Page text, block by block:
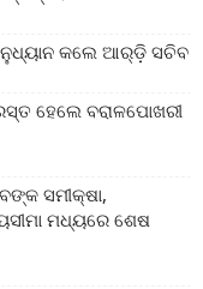
କଲେ ଆର୍‌ଡ଼ି ସଚିବ
ହେଲେ ବରାଳପୋଖରୀ
ସମୀକ୍ଷା,
ମଧ୍ୟରେ ଶେଷ